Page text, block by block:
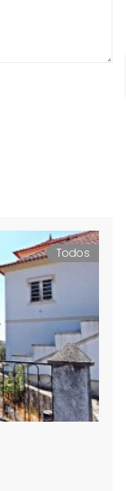
Todos